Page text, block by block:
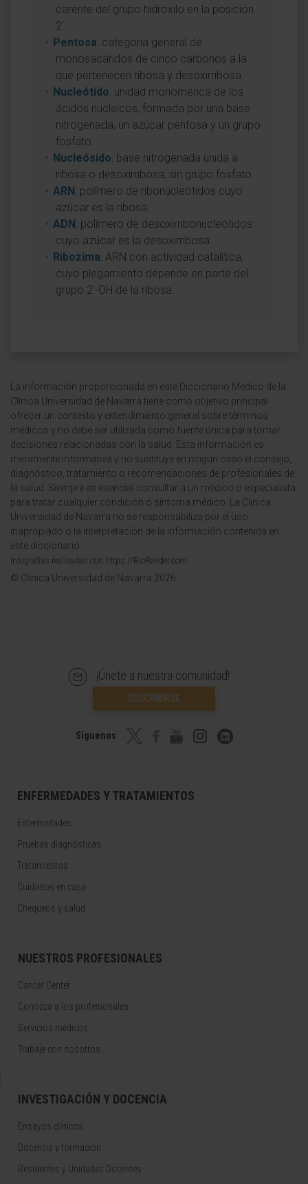
carente del grupo hidroxilo en la posición
2'.
Pentosa: categoría general de
monosacáridos de cinco carbonos a la
que pertenecen ribosa y desoxirribosa.
Nucleótido: unidad monomérica de los
ácidos nucleicos, formada por una base
nitrogenada, un azúcar pentosa y un grupo
fosfato.
Nucleósido: base nitrogenada unida a
ribosa o desoxirribosa, sin grupo fosfato.
ARN: polímero de ribonucleótidos cuyo
azúcar es la ribosa.
ADN: polímero de desoxirribonucleótidos
cuyo azúcar es la desoxirribosa.
Ribozima: ARN con actividad catalítica,
cuyo plegamiento depende en parte del
grupo 2'-OH de la ribosa.
La información proporcionada en este Diccionario Médico de la
Clínica Universidad de Navarra tiene como objetivo principal
ofrecer un contexto y entendimiento general sobre términos
médicos y no debe ser utilizada como fuente única para tomar
decisiones relacionadas con la salud. Esta información es
meramente informativa y no sustituye en ningún caso el consejo,
diagnóstico, tratamiento o recomendaciones de profesionales de
la salud. Siempre es esencial consultar a un médico o especialista
para tratar cualquier condición o síntoma médico. La Clínica
Universidad de Navarra no se responsabiliza por el uso
inapropiado o la interpretación de la información contenida en
este diccionario.
Infografías realizadas con https://BioRender.com
© Clínica Universidad de Navarra 2026
¡Únete a nuestra comunidad!
SUSCRIBIRSE
Síguenos
ENFERMEDADES Y TRATAMIENTOS
Enfermedades
Pruebas diagnósticas
Tratamientos
Cuidados en casa
Chequeos y salud
NUESTROS PROFESIONALES
Cancer Center
Conozca a los profesionales
Servicios médicos
Trabaje con nosotros
INVESTIGACIÓN Y DOCENCIA
Ensayos clínicos
Docencia y formación
Residentes y Unidades Docentes